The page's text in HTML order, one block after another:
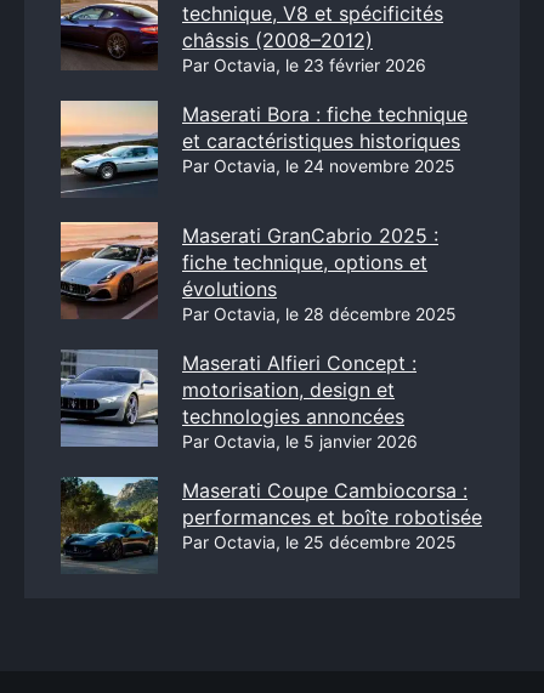
technique, V8 et spécificités
châssis (2008–2012)
Par Octavia, le 23 février 2026
Maserati Bora : fiche technique
et caractéristiques historiques
Par Octavia, le 24 novembre 2025
Maserati GranCabrio 2025 :
fiche technique, options et
évolutions
Par Octavia, le 28 décembre 2025
Maserati Alfieri Concept :
motorisation, design et
technologies annoncées
Par Octavia, le 5 janvier 2026
Maserati Coupe Cambiocorsa :
performances et boîte robotisée
Par Octavia, le 25 décembre 2025